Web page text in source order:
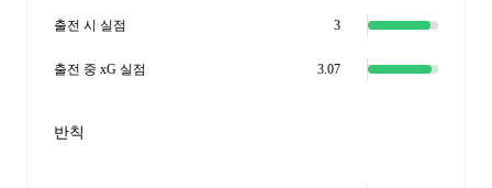
출전 시 실점 3
출전 중 xG 실점 3.07
반칙